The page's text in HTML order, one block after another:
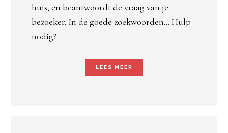
huis, en beantwoordt de vraag van je
bezoeker. In de goede zoekwoorden… Hulp
nodig?
LEES MEER